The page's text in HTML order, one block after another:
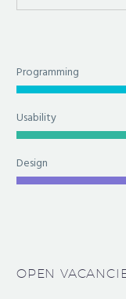
Programming
Usability
Design
OPEN